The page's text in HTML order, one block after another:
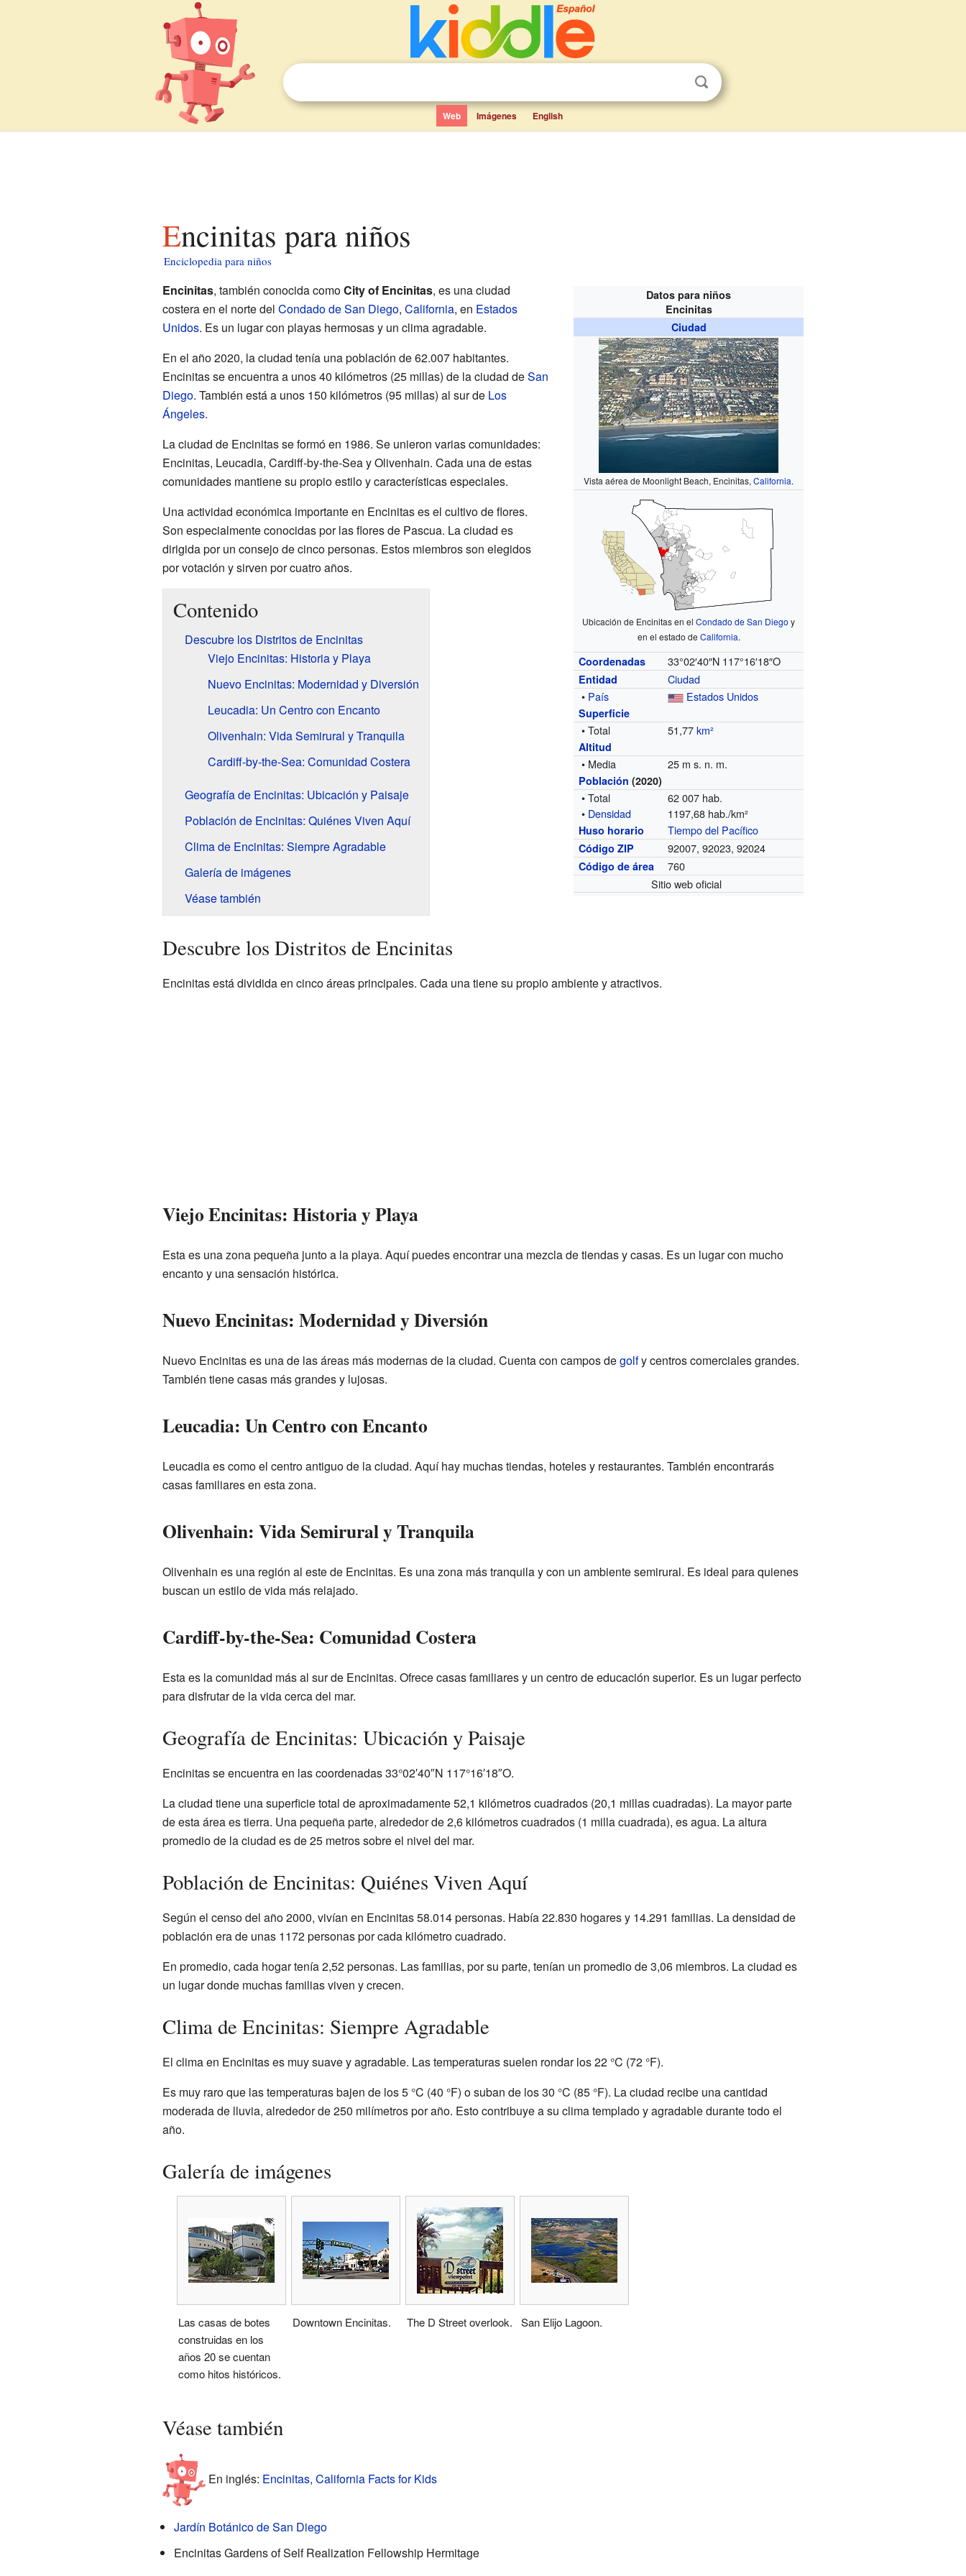
Web Imágenes English
Encinitas para niños
Enciclopedia para niños
Datos para niños
Encinitas
Ciudad
Vista aérea de Moonlight Beach, Encinitas,California.
Ubicación de Encinitas en elCondado de San Diego y
en el estado de California.
Coordenadas 33°02′40″N 117°16′18″O
Entidad
Ciudad
• País Estados Unidos
Superficie
• Total 51,77km²
Altitud
• Media 25 m s. n. m.
Población (2020)
• Total
62 007 hab.
• Densidad 1197,68 hab./km²
Huso horario Tiempo del Pacífico
Código ZIP 92007, 92023, 92024
Código de área
760
Sitio web oficial
Encinitas, también conocida comoCity of Encinitas, es una ciudad
costera en el norte del Condado de San Diego, California, en Estados
Unidos. Es un lugar con playas hermosas y un clima agradable.
En el año 2020, la ciudad tenía una población de 62.007 habitantes.
Encinitas se encuentra a unos 40 kilómetros (25 millas) de la ciudad deSan
Diego. También está a unos 150 kilómetros (95 millas) al sur de Los
Ángeles.
La ciudad de Encinitas se formó en 1986. Se unieron varias comunidades:
Encinitas, Leucadia, Cardiff-by-the-Sea y Olivenhain. Cada una de estas
comunidades mantiene su propio estilo y características especiales.
Una actividad económica importante en Encinitas es el cultivo de flores.
Son especialmente conocidas por las flores de Pascua. La ciudad es
dirigida por un consejo de cinco personas. Estos miembros son elegidos
por votación y sirven por cuatro años.
Contenido
Descubre los Distritos de Encinitas
Viejo Encinitas: Historia y Playa
Nuevo Encinitas: Modernidad y Diversión
Leucadia: Un Centro con Encanto
Olivenhain: Vida Semirural y Tranquila
Cardiff-by-the-Sea: Comunidad Costera
Geografía de Encinitas: Ubicación y Paisaje
Población de Encinitas: Quiénes Viven Aquí
Clima de Encinitas: Siempre Agradable
Galería de imágenes
Véase también
Descubre los Distritos de Encinitas
Encinitas está dividida en cinco áreas principales. Cada una tiene su propio ambiente y atractivos.
Viejo Encinitas: Historia y Playa
Esta es una zona pequeña junto a la playa. Aquí puedes encontrar una mezcla de tiendas y casas. Es un lugar con mucho
encanto y una sensación histórica.
Nuevo Encinitas: Modernidad y Diversión
Nuevo Encinitas es una de las áreas más modernas de la ciudad. Cuenta con campos degolfy centros comerciales grandes.
También tiene casas más grandes y lujosas.
Leucadia: Un Centro con Encanto
Leucadia es como el centro antiguo de la ciudad. Aquí hay muchas tiendas, hoteles y restaurantes. También encontrarás
casas familiares en esta zona.
Olivenhain: Vida Semirural y Tranquila
Olivenhain es una región al este de Encinitas. Es una zona más tranquila y con un ambiente semirural. Es ideal para quienes
buscan un estilo de vida más relajado.
Cardiff-by-the-Sea: Comunidad Costera
Esta es la comunidad más al sur de Encinitas. Ofrece casas familiares y un centro de educación superior. Es un lugar perfecto
para disfrutar de la vida cerca del mar.
Geografía de Encinitas: Ubicación y Paisaje
Encinitas se encuentra en las coordenadas 33°02′40″N 117°16′18″O.
La ciudad tiene una superficie total de aproximadamente 52,1 kilómetros cuadrados (20,1 millas cuadradas). La mayor parte
de esta área es tierra. Una pequeña parte, alrededor de 2,6 kilómetros cuadrados (1 milla cuadrada), es agua. La altura
promedio de la ciudad es de 25 metros sobre el nivel del mar.
Población de Encinitas: Quiénes Viven Aquí
Según el censo del año 2000, vivían en Encinitas 58.014 personas. Había 22.830 hogares y 14.291 familias. La densidad de
población era de unas 1172 personas por cada kilómetro cuadrado.
En promedio, cada hogar tenía 2,52 personas. Las familias, por su parte, tenían un promedio de 3,06 miembros. La ciudad es
un lugar donde muchas familias viven y crecen.
Clima de Encinitas: Siempre Agradable
El clima en Encinitas es muy suave y agradable. Las temperaturas suelen rondar los 22 °C (72 °F).
Es muy raro que las temperaturas bajen de los 5 °C (40 °F) o suban de los 30 °C (85 °F). La ciudad recibe una cantidad
moderada de lluvia, alrededor de 250 milímetros por año. Esto contribuye a su clima templado y agradable durante todo el
año.
Galería de imágenes
Las casas de botes
construidas en los
años 20 se cuentan
como hitos históricos.
Downtown Encinitas. The D Street overlook. San Elijo Lagoon.
Véase también
En inglés: Encinitas, California Facts for Kids
Jardín Botánico de San Diego
Encinitas Gardens of Self Realization Fellowship Hermitage